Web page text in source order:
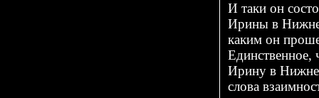
И таки он
Ирины в
каким он
Единственное,
Ирину в
слова